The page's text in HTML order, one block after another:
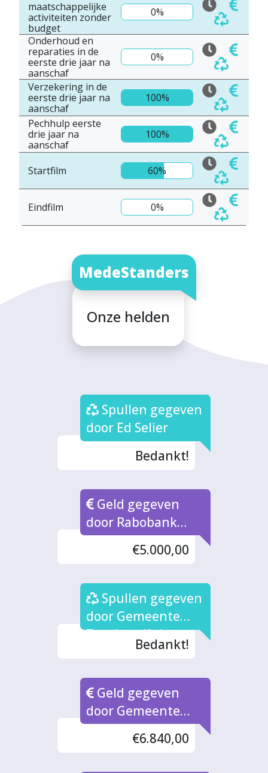
maatschappelijke
activiteiten zonder
budget
0%
Onderhoud en
reparaties in de
eerste drie jaar na
aanschaf
0%
Verzekering in de
eerste drie jaar na
aanschaf
100%
Pechhulp eerste
drie jaar na
aanschaf
100%
Startfilm 60%
Eindfilm 0%
MedeStanders
Onze helden
Spullen gegeven
door Ed Selier
Bedankt!
Geld gegeven
door Rabobank
Noord Oost
Achterhoek€5.000,00
Spullen gegeven
door Gemeente
Zutphen (2x)
Bedankt!
Geld gegeven
door Gemeente
Zutphen
€6.840,00